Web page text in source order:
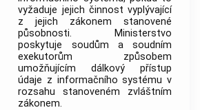
vyžaduje jejich činnost vyplývající
z jejich zákonem stanovené
působnosti. Ministerstvo
poskytuje soudům a soudním
exekutorům způsobem
umožňujícím dálkový přístup
údaje z informačního systému v
rozsahu stanoveném zvláštním
zákonem.